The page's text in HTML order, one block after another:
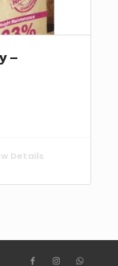
–
Details